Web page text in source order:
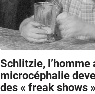
Schlitzie, l’homme
microcéphalie
des « freak shows »